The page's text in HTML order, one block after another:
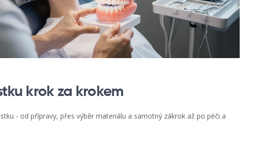
krok za krokem
- od přípravy, přes výběr materiálu a samotný zákrok až po péči a